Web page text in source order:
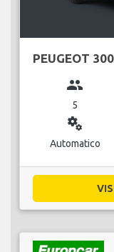
PEUGEOT
group
5
miscellaneous_services
Automatico